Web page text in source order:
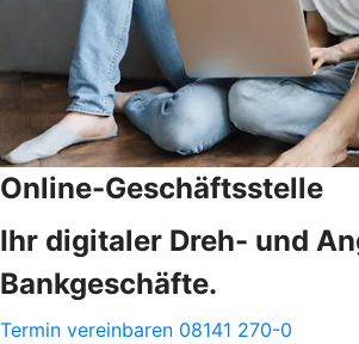
Online-Geschäftsstelle
Ihr digitaler Dreh- und
Bankgeschäfte.
Termin vereinbaren 08141 270-0